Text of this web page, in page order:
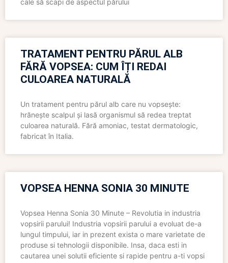
cale să scapi de aspectul părului
TRATAMENT PENTRU PĂRUL ALB
FĂRĂ VOPSEA: CUM ÎȚI REDAI
CULOAREA NATURALĂ
Un tratament pentru părul alb care nu vopsește:
hrănește scalpul și lasă organismul să redea treptat
culoarea naturală. Fără amoniac, testat dermatologic,
fabricat în Italia.
VOPSEA HENNA SONIA 30 MINUTE
Vopsea Henna Sonia 30 Minute – Revolutia in industria
vopsirii parului! Industria vopsirii parului a evoluat de-a
lungul timpului, iar in prezent exista o mare varietate de
produse si tehnologii disponibile. Insa, daca esti in
cautarea unei solutii eficiente si rapide pentru a-ti vopsi